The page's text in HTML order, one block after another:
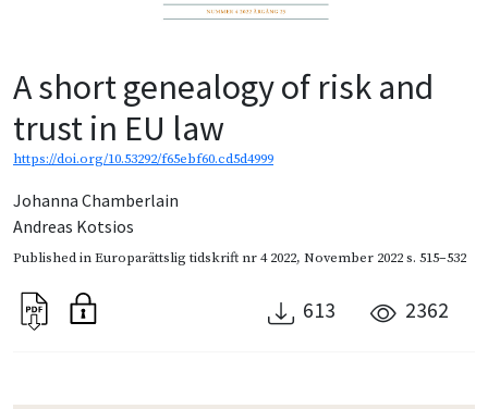
A short genealogy of risk and
trust in EU law
https://doi.org/10.53292/f65ebf60.cd5d4999
Johanna Chamberlain
Andreas Kotsios
Published inEuroparättslig tidskrift nr 4 2022, November 2022s. 515–532
613 2362